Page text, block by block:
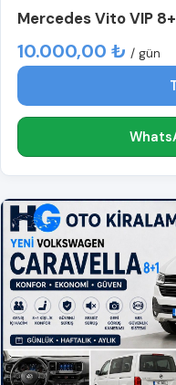
Mercedes Vito VIP
10.000,00 ₺ / gün